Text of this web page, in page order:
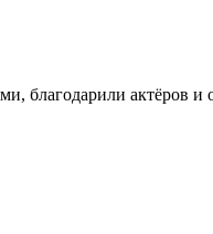
благодарили актёров и